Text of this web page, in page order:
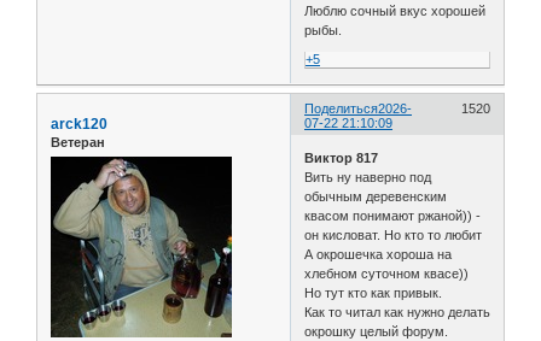
Люблю сочный вкус хорошей
рыбы.
+5
Поделиться 1520
2026-
07-22 21:10:09
arck120
Ветеран
Виктор 817
Вить ну наверно под
обычным деревенским
квасом понимают ржаной)) -
он кисловат. Но кто то любит
А окрошечка хороша на
хлебном суточном квасе))
Но тут кто как привык.
Как то читал как нужно делать
окрошку целый форум.